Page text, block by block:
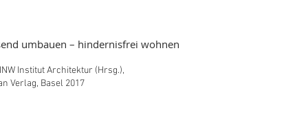
umbauen – hindernisfrei wohnen
Institut Architektur (Hrsg.),
Verlag, Basel 2017